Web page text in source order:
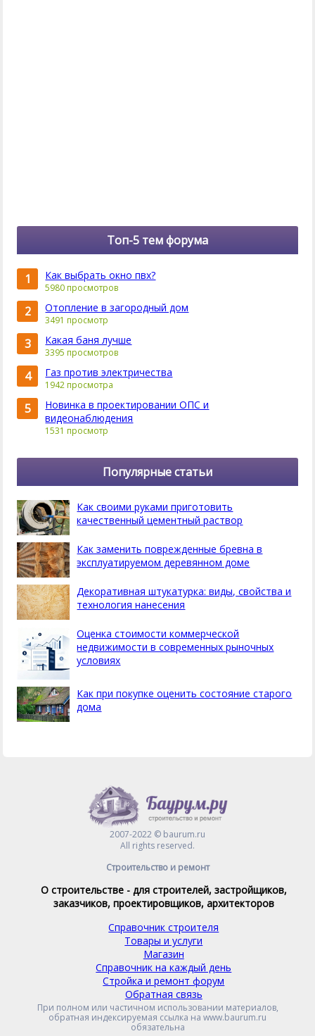
Топ-5 тем форума
1 Как выбрать окно пвх?
5980 просмотров
2 Отопление в загородный дом
3491 просмотр
3 Какая баня лучше
3395 просмотров
4 Газ против электричества
1942 просмотра
5
Новинка в проектировании ОПС и
видеонаблюдения
1531 просмотр
Популярные статьи
Как своими руками приготовить
качественный цементный раствор
Как заменить поврежденные бревна в
эксплуатируемом деревянном доме
Декоративная штукатурка: виды, свойства и
технология нанесения
Оценка стоимости коммерческой
недвижимости в современных рыночных
условиях
Как при покупке оценить состояние старого
дома
2007-2022 © baurum.ru
All rights reserved.
Строительство и ремонт
О строительстве - для строителей, застройщиков,
заказчиков, проектировщиков, архитекторов
Справочник строителя
Товары и услуги
Магазин
Справочник на каждый день
Стройка и ремонт форум
Обратная связь
При полном или частичном использовании материалов,
обратная индексируемая ссылка на www.baurum.ru
обязательна